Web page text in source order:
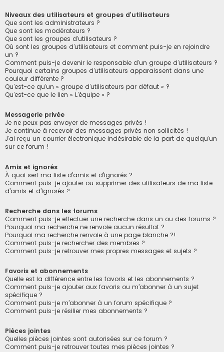
Niveaux des utilisateurs et groupes d’utilisateurs
Que sont les administrateurs ?
Que sont les modérateurs ?
Que sont les groupes d’utilisateurs ?
Où sont les groupes d’utilisateurs et comment puis-je en rejoindre
un ?
Comment puis-je devenir le responsable d’un groupe d’utilisateurs ?
Pourquoi certains groupes d’utilisateurs apparaissent dans une
couleur différente ?
Qu’est-ce qu’un « groupe d’utilisateurs par défaut » ?
Qu’est-ce que le lien « L’équipe » ?
Messagerie privée
Je ne peux pas envoyer de messages privés !
Je continue à recevoir des messages privés non sollicités !
J’ai reçu un courrier électronique indésirable de la part de quelqu’un
sur ce forum !
Amis et ignorés
À quoi sert ma liste d’amis et d’ignorés ?
Comment puis-je ajouter ou supprimer des utilisateurs de ma liste
d’amis et d’ignorés ?
Recherche dans les forums
Comment puis-je effectuer une recherche dans un ou des forums ?
Pourquoi ma recherche ne renvoie aucun résultat ?
Pourquoi ma recherche renvoie à une page blanche ?!
Comment puis-je rechercher des membres ?
Comment puis-je retrouver mes propres messages et sujets ?
Favoris et abonnements
Quelle est la différence entre les favoris et les abonnements ?
Comment puis-je ajouter aux favoris ou m’abonner à un sujet
spécifique ?
Comment puis-je m’abonner à un forum spécifique ?
Comment puis-je résilier mes abonnements ?
Pièces jointes
Quelles pièces jointes sont autorisées sur ce forum ?
Comment puis-je retrouver toutes mes pièces jointes ?